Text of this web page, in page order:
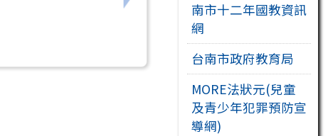
南市十二年國教資訊
網
台南市政府教育局
MORE法狀元(兒童
及青少年犯罪預防宣
導網)